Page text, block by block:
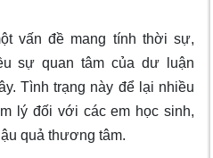
vấn đề mang tính thời sự,
sự quan tâm của dư luận
Tình trạng này để lại nhiều
lý đối với các em học sinh,
quả thương tâm.